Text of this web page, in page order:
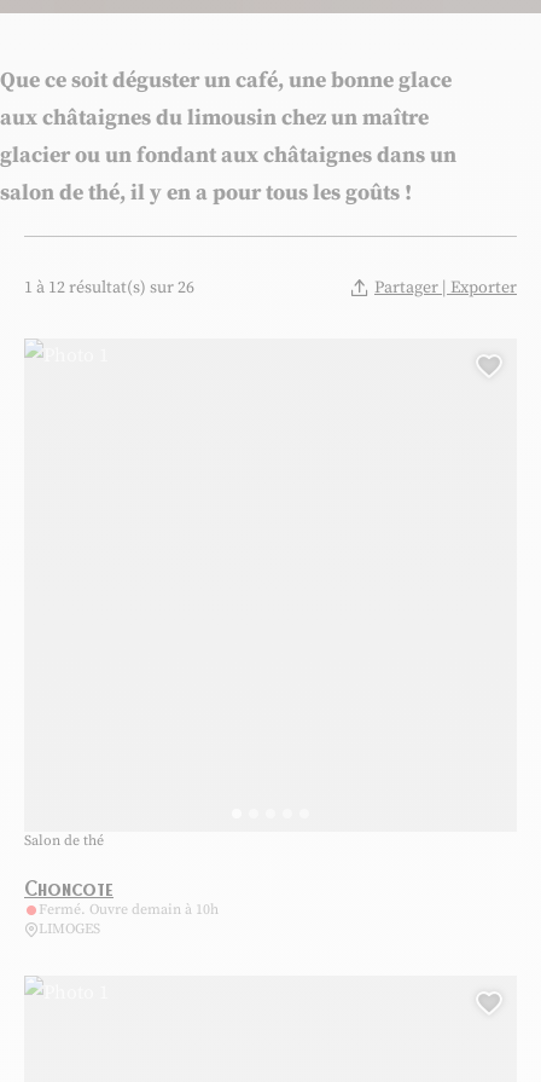
Que ce soit déguster un café, une bonne glace
aux châtaignes du limousin chez un maître
glacier ou un fondant aux châtaignes dans un
salon de thé, il y en a pour tous les goûts !
1 à 12 résultat(s) sur 26 Partager | Exporter
Choncote
Salon de thé
Fermé. Ouvre demain à 10h
LIMOGES
Photo 1, © @voyageursfrancais
Photo 1, © Mamie Bigoude